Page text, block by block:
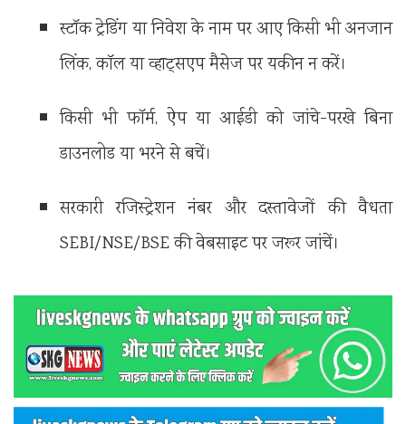
स्टॉक ट्रेडिंग या निवेश के नाम पर आए किसी भी अनजान
लिंक, कॉल या व्हाट्सएप मैसेज पर यकीन न करें।
किसी भी फॉर्म, ऐप या आईडी को जांचे-परखे बिना
डाउनलोड या भरने से बचें।
सरकारी रजिस्ट्रेशन नंबर और दस्तावेजों की वैधता
SEBI/NSE/BSE की वेबसाइट पर जरूर जांचें।